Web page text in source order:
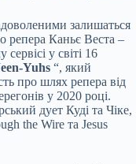
залишаться
репера Каньє Веста –
у світі 16
Yuhs “, який
про шлях репера від
у 2020 році.
дует Куді та Чіке,
the Wire та Jesus